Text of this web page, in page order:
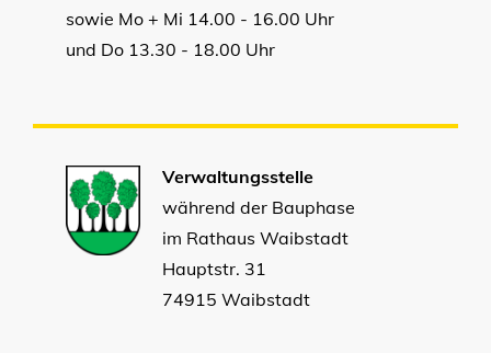
sowie Mo + Mi 14.00 - 16.00 Uhr
und Do 13.30 - 18.00 Uhr
Verwaltungsstelle
während der Bauphase
im Rathaus Waibstadt
Hauptstr. 31
74915 Waibstadt